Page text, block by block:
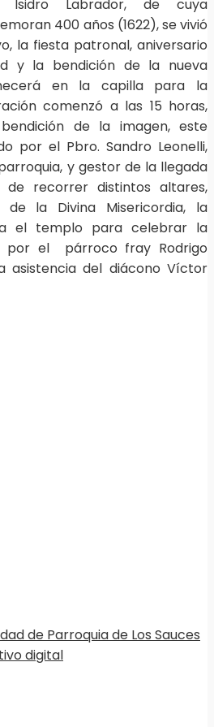
Isidro Labrador, de cuya
400 años (1622), se vivió
la fiesta patronal, aniversario
y la bendición de la nueva
en la capilla para la
comenzó a las 15 horas,
de la imagen, este
por el Pbro. Sandro Leonelli,
y gestor de la llegada
de recorrer distintos altares,
de la Divina Misericordia, la
el templo para celebrar la
por el párroco fray Rodrigo
asistencia del diácono Víctor
de Parroquia de Los Sauces
digital